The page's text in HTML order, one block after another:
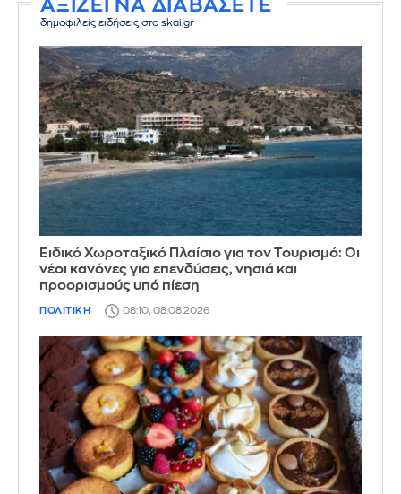
ΑΞΙΖΕΙ ΝΑ ΔΙΑΒΑΣΕΤΕ
δημοφιλείς ειδήσεις στο skai.gr
Ειδικό Χωροταξικό Πλαίσιο για τον Τουρισμό: Οι
νέοι κανόνες για επενδύσεις, νησιά και
προορισμούς υπό πίεση
ΠΟΛΙΤΙΚΗ 08:10, 08.08.2026